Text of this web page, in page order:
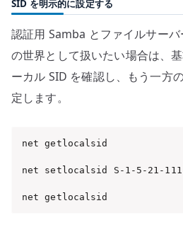
SID を明示的に設定する
認証用 Samba とファイルサー
の世界として扱いたい場合は、
ーカル SID を確認し、もう一方
定します。
net getlocalsid
net setlocalsid S-1-5-21-
net getlocalsid